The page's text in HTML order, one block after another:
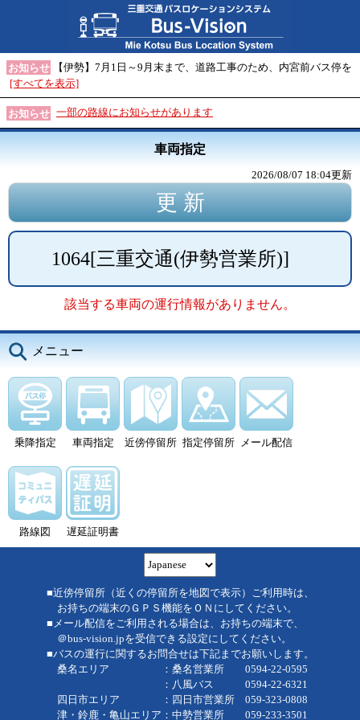
お知らせ
【伊勢】7月1日～9月末まで、道路工事のため、内宮前バス停を
[すべてを表示]
お知らせ 一部の路線にお知らせがあります
車両指定
2026/08/07 18:04更新
1064[三重交通(伊勢営業所)]
該当する車両の運行情報がありません。
メニュー
乗降指定 車両指定 近傍停留所 指定停留所 メール配信
路線図 遅延証明書
■近傍停留所（近くの停留所を地図で表示）ご利用時は、
お持ちの端末のＧＰＳ機能をＯＮにしてください。
■メール配信をご利用される場合は、お持ちの端末で、
＠bus-vision.jpを受信できる設定にしてください。
■バスの運行に関するお問合せは下記までお願いします。
桑名エリア ：桑名営業所 0594-22-0595
：八風バス 0594-22-6321
四日市エリア ：四日市営業所 059-323-0808
津・鈴鹿・亀山エリア：中勢営業所 059-233-3501